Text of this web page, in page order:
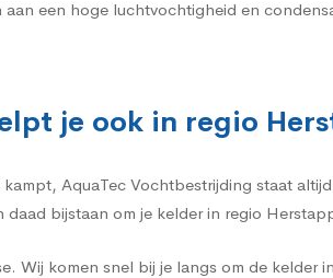
een hoge luchtvochtigheid en
je ook in regio
AquaTec Vochtbestrijding staat
bijstaan om je kelder in regio
Wij komen snel bij je langs om de